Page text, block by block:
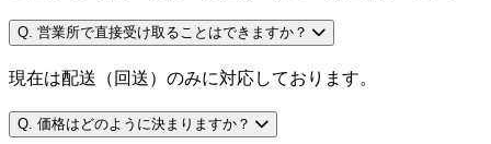
Q. 営業所で直接受け取ることはできますか？
現在は配送（回送）のみに対応しております。
Q. 価格はどのように決まりますか？